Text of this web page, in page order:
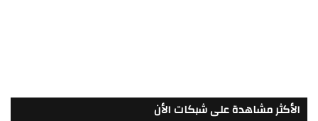
الأكثر مشاهدة على شبكات الأن